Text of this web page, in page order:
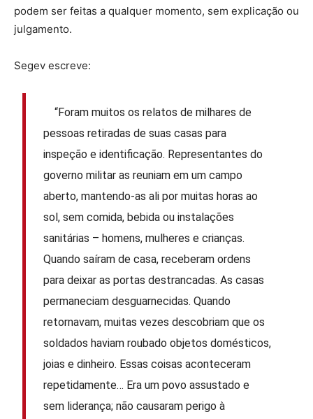
podem ser feitas a qualquer momento, sem explicação ou
julgamento.
Segev escreve:
“Foram muitos os relatos de milhares de
pessoas retiradas de suas casas para
inspeção e identificação. Representantes do
governo militar as reuniam em um campo
aberto, mantendo-as ali por muitas horas ao
sol, sem comida, bebida ou instalações
sanitárias – homens, mulheres e crianças.
Quando saíram de casa, receberam ordens
para deixar as portas destrancadas. As casas
permaneciam desguarnecidas. Quando
retornavam, muitas vezes descobriam que os
soldados haviam roubado objetos domésticos,
joias e dinheiro. Essas coisas aconteceram
repetidamente… Era um povo assustado e
sem liderança; não causaram perigo à